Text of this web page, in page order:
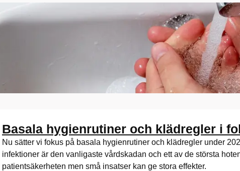
Basala hygienrutiner och klädregler i
Nu sätter vi fokus på basala hygienrutiner och klädregler under
infektioner är den vanligaste vårdskadan och ett av de största
patientsäkerheten men små insatser kan ge stora effekter.